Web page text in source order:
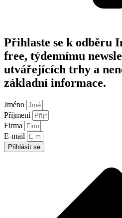
Přihlaste se k odběru
free, týdennímu
utvářejících trhy a
základní informace.
Jméno
Příjmení
Firma
E-mail
Přihlásit se